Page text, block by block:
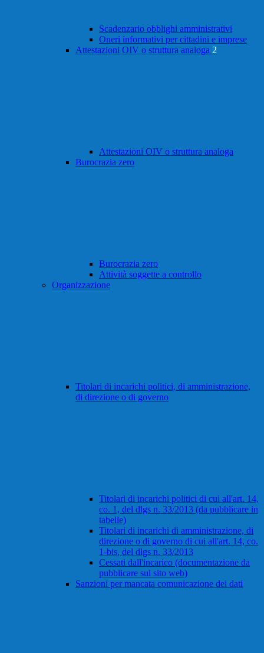
Scadenzario obblighi amministrativi
Oneri informativi per cittadini e imprese
Attestazioni OIV o struttura analoga 2
Attestazioni OIV o struttura analoga
Burocrazia zero
Burocrazia zero
Attività soggette a controllo
Organizzazione
Titolari di incarichi politici, di amministrazione,
di direzione o di governo
Titolari di incarichi politici di cui all'art. 14,
co. 1, del dlgs n. 33/2013 (da pubblicare in
tabelle)
Titolari di incarichi di amministrazione, di
direzione o di governo di cui all'art. 14, co.
1-bis, del dlgs n. 33/2013
Cessati dall'incarico (documentazione da
pubblicare sul sito web)
Sanzioni per mancata comunicazione dei dati